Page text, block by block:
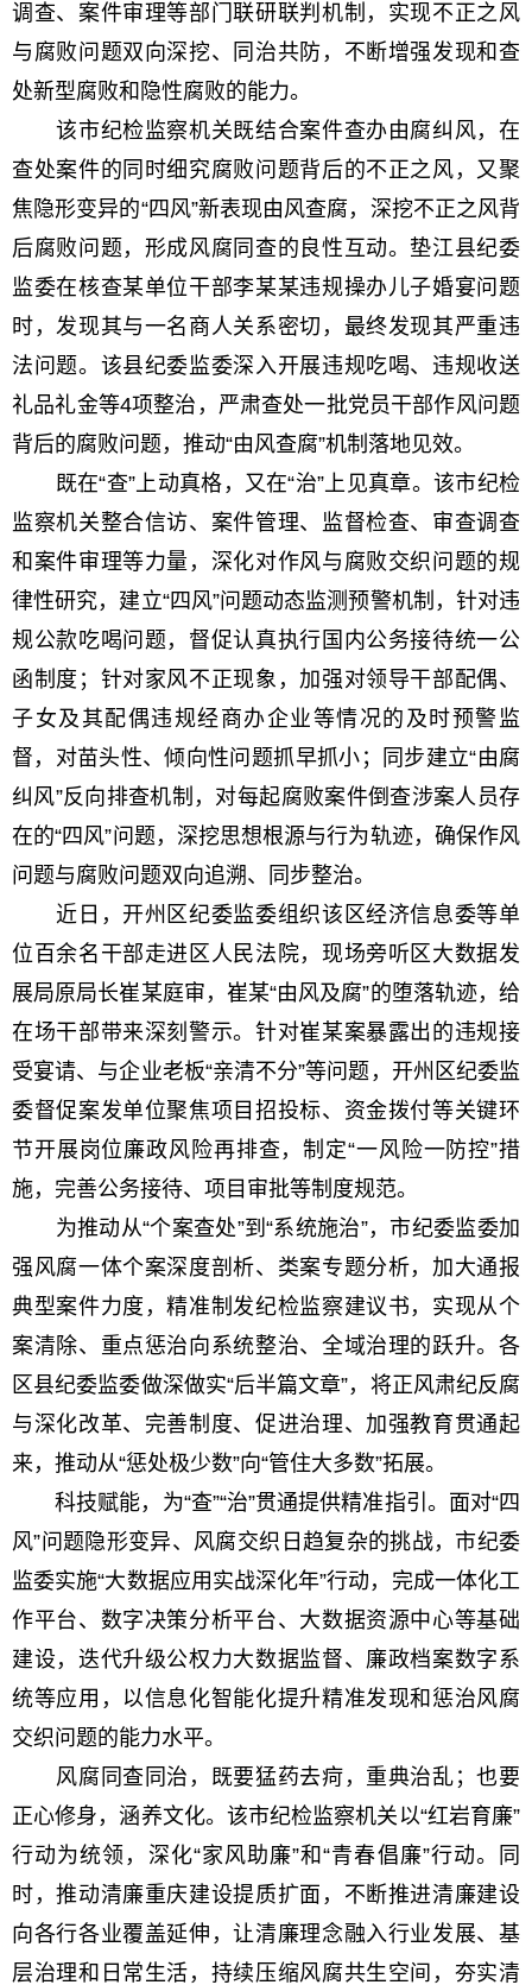
调查、案件审理等部门联研联判机制，实现不正之风
与腐败问题双向深挖、同治共防，不断增强发现和查
处新型腐败和隐性腐败的能力。
该市纪检监察机关既结合案件查办由腐纠风，在
查处案件的同时细究腐败问题背后的不正之风，又聚
焦隐形变异的“四风”新表现由风查腐，深挖不正之风背
后腐败问题，形成风腐同查的良性互动。垫江县纪委
监委在核查某单位干部李某某违规操办儿子婚宴问题
时，发现其与一名商人关系密切，最终发现其严重违
法问题。该县纪委监委深入开展违规吃喝、违规收送
礼品礼金等4项整治，严肃查处一批党员干部作风问题
背后的腐败问题，推动“由风查腐”机制落地见效。
既在“查”上动真格，又在“治”上见真章。该市纪检
监察机关整合信访、案件管理、监督检查、审查调查
和案件审理等力量，深化对作风与腐败交织问题的规
律性研究，建立“四风”问题动态监测预警机制，针对违
规公款吃喝问题，督促认真执行国内公务接待统一公
函制度；针对家风不正现象，加强对领导干部配偶、
子女及其配偶违规经商办企业等情况的及时预警监
督，对苗头性、倾向性问题抓早抓小；同步建立“由腐
纠风”反向排查机制，对每起腐败案件倒查涉案人员存
在的“四风”问题，深挖思想根源与行为轨迹，确保作风
问题与腐败问题双向追溯、同步整治。
近日，开州区纪委监委组织该区经济信息委等单
位百余名干部走进区人民法院，现场旁听区大数据发
展局原局长崔某庭审，崔某“由风及腐”的堕落轨迹，给
在场干部带来深刻警示。针对崔某案暴露出的违规接
受宴请、与企业老板“亲清不分”等问题，开州区纪委监
委督促案发单位聚焦项目招投标、资金拨付等关键环
节开展岗位廉政风险再排查，制定“一风险一防控”措
施，完善公务接待、项目审批等制度规范。
为推动从“个案查处”到“系统施治”，市纪委监委加
强风腐一体个案深度剖析、类案专题分析，加大通报
典型案件力度，精准制发纪检监察建议书，实现从个
案清除、重点惩治向系统整治、全域治理的跃升。各
区县纪委监委做深做实“后半篇文章”，将正风肃纪反腐
与深化改革、完善制度、促进治理、加强教育贯通起
来，推动从“惩处极少数”向“管住大多数”拓展。
科技赋能，为“查”“治”贯通提供精准指引。面对“四
风”问题隐形变异、风腐交织日趋复杂的挑战，市纪委
监委实施“大数据应用实战深化年”行动，完成一体化工
作平台、数字决策分析平台、大数据资源中心等基础
建设，迭代升级公权力大数据监督、廉政档案数字系
统等应用，以信息化智能化提升精准发现和惩治风腐
交织问题的能力水平。
风腐同查同治，既要猛药去疴，重典治乱；也要
正心修身，涵养文化。该市纪检监察机关以“红岩育廉”
行动为统领，深化“家风助廉”和“青春倡廉”行动。同
时，推动清廉重庆建设提质扩面，不断推进清廉建设
向各行各业覆盖延伸，让清廉理念融入行业发展、基
层治理和日常生活，持续压缩风腐共生空间，夯实清